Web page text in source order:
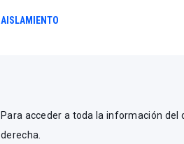
AISLAMIENTO
Para acceder a toda la información del
derecha.